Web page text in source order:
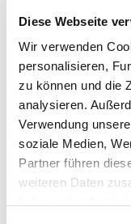
Diese Webseite
Wir verwenden
personalisieren,
zu können und die
analysieren.
Verwendung
soziale Medien,
Partner führen
weiteren Daten